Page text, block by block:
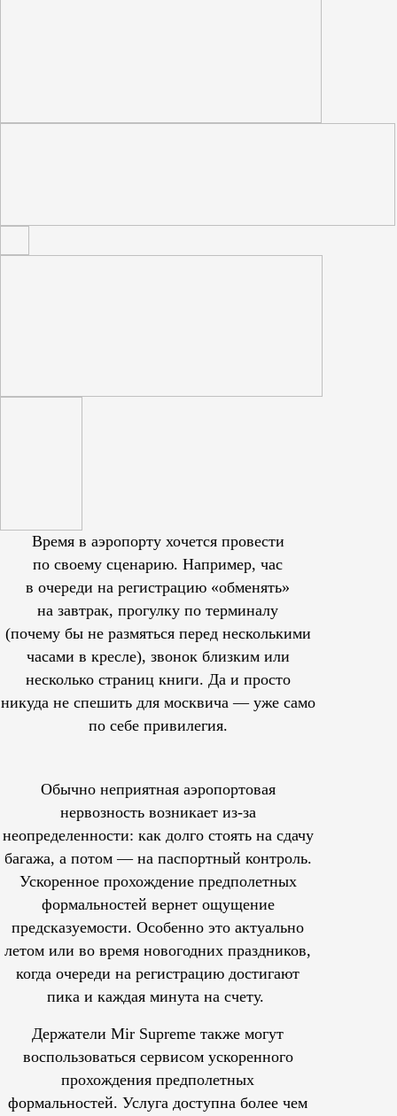
Время в аэропорту хочется провести
по своему сценарию. Например, час
в очереди на регистрацию «обменять»
на завтрак, прогулку по терминалу
(почему бы не размяться перед несколькими
часами в кресле), звонок близким или
несколько страниц книги. Да и просто
никуда не спешить для москвича — уже само
по себе привилегия.
Обычно неприятная аэропортовая
нервозность возникает из-за
неопределенности: как долго стоять на сдачу
багажа, а потом — на паспортный контроль.
Ускоренное прохождение предполетных
формальностей вернет ощущение
предсказуемости. Особенно это актуально
летом или во время новогодних праздников,
когда очереди на регистрацию достигают
пика и каждая минута на счету.
Держатели Mir Supreme также могут
воспользоваться сервисом ускоренного
прохождения предполетных
формальностей. Услуга доступна более чем